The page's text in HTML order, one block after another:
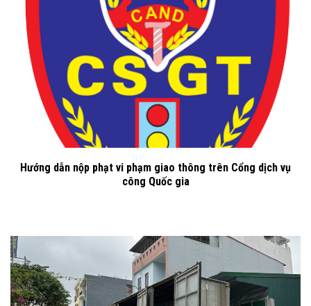
Hướng dẫn nộp phạt vi phạm giao thông trên Cổng dịch vụ
công Quốc gia